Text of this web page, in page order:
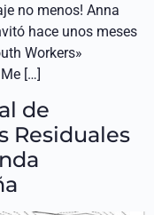
no menos! Anna
hace unos meses
Workers»
[…]
de
Residuales